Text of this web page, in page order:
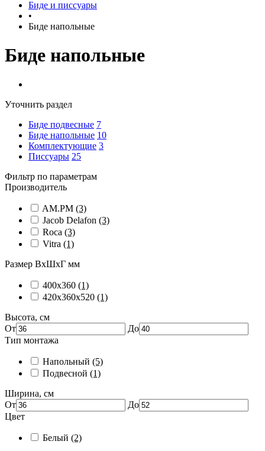
Биде и писсуары
•
Биде напольные
Биде напольные
Уточнить раздел
Биде подвесные 7
Биде напольные 10
Комплектующие 3
Писсуары 25
Фильтр по параметрам
Производитель
AM.PM (3)
Jacob Delafon (3)
Roca (3)
Vitra (1)
Размер ВхШхГ мм
400х360 (1)
420х360х520 (1)
Высота, см
От
До
Тип монтажа
Напольный (5)
Подвесной (1)
Ширина, см
От
До
Цвет
Белый (2)